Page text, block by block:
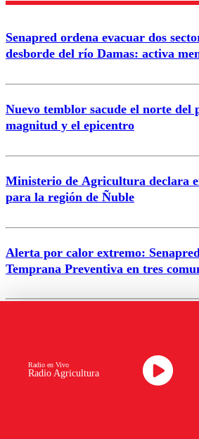
Correo
Senapred ordena evacuar dos
desborde del río Damas: activa
Nuevo temblor sacude el norte del
magnitud y el epicentro
Ministerio de Agricultura declara
para la región de Ñuble
Alerta por calor extremo:
Temprana Preventiva en tres
ENTRETENCIÓN
Radio Agricultura
Radio en Vivo